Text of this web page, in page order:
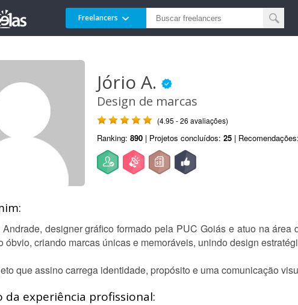
Freelancers
Jório A.
Design de marcas
(4.95 - 26 avaliações)
Ranking: 890 | Projetos concluídos: 25 | Recomendações:
designer gráfico formado pela PUC Goiás e atuo na
óbvio, criando marcas únicas e memoráveis, unindo design
que assino carrega identidade, propósito e uma comunicação
da experiência profissional: